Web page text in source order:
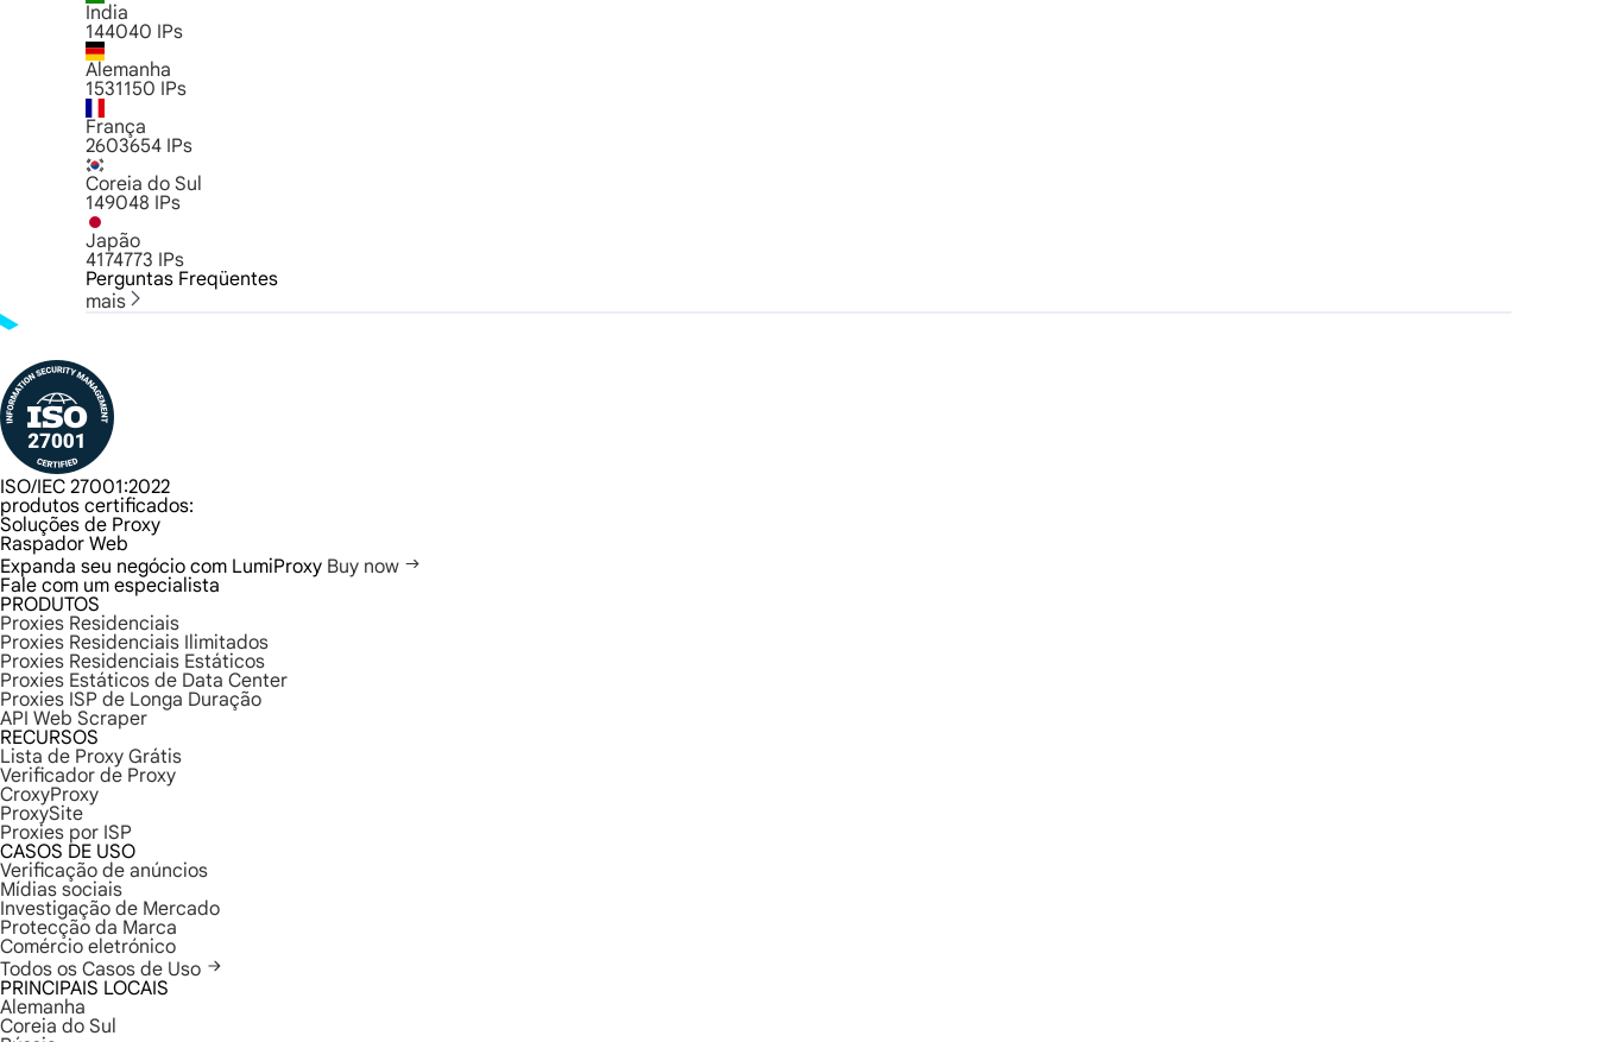
Índia
144040 IPs
Alemanha
1531150 IPs
França
2603654 IPs
Coreia do Sul
149048 IPs
Japão
4174773 IPs
Perguntas Freqüentes
mais
ISO/IEC 27001:2022
produtos certificados:
Soluções de Proxy
Raspador Web
Expanda seu negócio com LumiProxy Buy now
Fale com um especialista
PRODUTOS
Proxies Residenciais
Proxies Residenciais Ilimitados
Proxies Residenciais Estáticos
Proxies Estáticos de Data Center
Proxies ISP de Longa Duração
API Web Scraper
RECURSOS
Lista de Proxy Grátis
Verificador de Proxy
CroxyProxy
ProxySite
Proxies por ISP
CASOS DE USO
Verificação de anúncios
Mídias sociais
Investigação de Mercado
Protecção da Marca
Comércio eletrónico
Todos os Casos de Uso
PRINCIPAIS LOCAIS
Alemanha
Coreia do Sul